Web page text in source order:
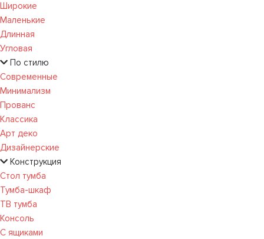
Широкие
Маленькие
Длинная
Угловая
По стилю
Современные
Минимализм
Прованс
Классика
Арт деко
Дизайнерские
Конструкция
Стол тумба
Тумба-шкаф
ТВ тумба
Консоль
С ящиками